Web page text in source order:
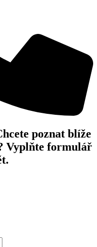
poznat blíže
Vyplňte formulář